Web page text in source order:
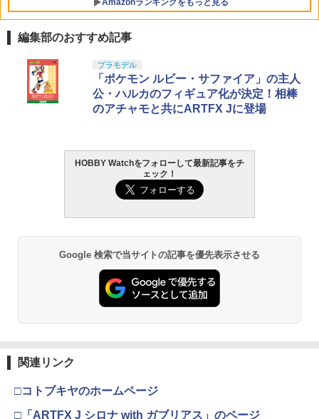
Amazonランキングをもっと見る
タカラトミー(TAKARA TOMY) T-SPAR
K REALIZE MODEL リアライズモデル Z
OIDS ゾイド RMZ-025 ライガーゼロフ
ァルコン (ZBF) 色分け済み プラキット
Blokees スター ウォーズ マンダロリア
ン&グローグー CC05 ディン ジャリン&
プラスチックモデル
BANDAI SPIRITS(バンダイ スピリッツ)
RG 機動戦士ガンダム 逆襲のシャア νガ
BANDAI SPIRITS(バンダイ スピリッツ)
東京マルイ(TOKYO MARUI) No.25 コル
ト ガバメント HG 18歳以上エアーHOP
ハンドガン
￥3,384
東京マルイ (TOKYO MARUI) ガスブロー
バックマシンガン No.14 20式 5.56mm
小銃 18歳以上 ガスブローバック
￥187,000
東京マルイ(TOKYO MARUI) No.21 H&K
USP HG 18歳以上エアーHOPハンドガン
￥3,409
4
￥3,815
LOCTITE(ロックタイト) シールはがし
プレミアム 220ml
￥1,013
GSIクレオス Mr.トップコート 水性プレ
ミアムトップコートスプレー 光沢 88ml
ホビー用仕上材 B601
￥748
タミヤ クラフトツールシリーズ No.123
先細薄刃ニッパー (ゲートカット用) プラ
モデル用工具 74123
型用接着剤 87003
編集部のおすすめ記事
プラモデル
「ポケモン ルビー・サファイア」の主人
公・ハルカのフィギュア化が決定！相棒
のアチャモと共にARTFX Jに登場
HOBBY Watchをフォローして最新記事をチ
ェック！
Google 検索で当サイトの記事を優先表示させる
関連リンク
□コトブキヤのホームページ
□「ARTFX J シロナ with ガブリアス」のページ